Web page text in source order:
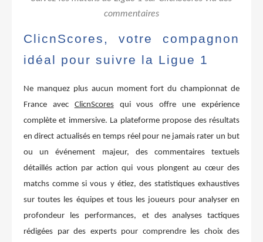
commentaires
ClicnScores, votre compagnon
idéal pour suivre la Ligue 1
Ne manquez plus aucun moment fort du championnat de
France avec ClicnScoresqui vous offre une expérience
complète et immersive. La plateforme propose des résultats
en direct actualisés en temps réel pour ne jamais rater un but
ou un événement majeur, des commentaires textuels
détaillés action par action qui vous plongent au cœur des
matchs comme si vous y étiez, des statistiques exhaustives
sur toutes les équipes et tous les joueurs pour analyser en
profondeur les performances, et des analyses tactiques
rédigées par des experts pour comprendre les choix des